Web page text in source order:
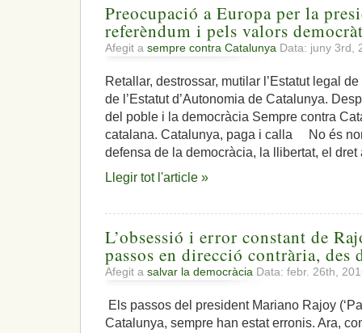
Preocupació a Europa per la
referèndum i pels valors
Afegit a sempre contra Catalunya Data: juny 3rd,
Retallar, destrossar, mutilar l’Estatut legal
de l’Estatut d’Autonomia de Catalunya.
del poble i la democràcia Sempre contra
catalana. Catalunya, paga i calla No és
defensa de la democràcia, la llibertat, el
Llegir tot l'article »
L’obsessió i error constant de
passos en direcció contrària, des
Afegit a salvar la democràcia Data: febr. 26th,
Els passos del president Mariano Rajoy
Catalunya, sempre han estat erronis. Ara,